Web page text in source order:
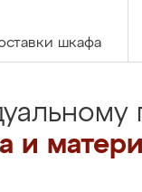
шкафа
и